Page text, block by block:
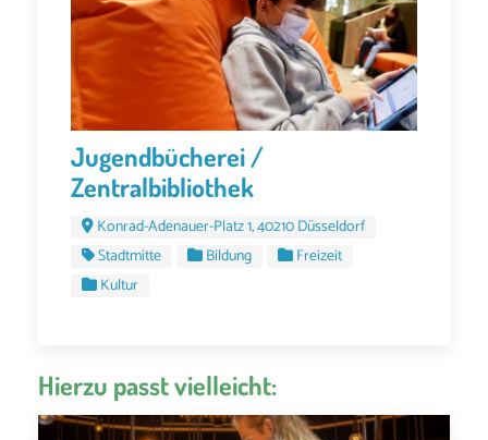
Jugendbücherei /
Zentralbibliothek
Konrad-Adenauer-Platz 1, 40210 Düsseldorf
Stadtmitte
Bildung
Freizeit
Kultur
Hierzu passt vielleicht: